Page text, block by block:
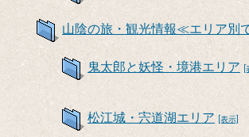
山陰の旅・観光情報≪エリア別
鬼太郎と妖怪・境港エリア [
松江城・宍道湖エリア [表示]